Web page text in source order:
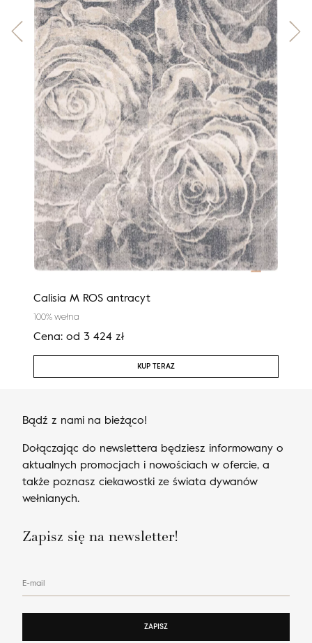
Calisia M ROS antracyt
100% wełna
Cena: od 3 424 zł
KUP TERAZ
Bądź z nami na bieżąco!
Dołączając do newslettera będziesz informowany o
aktualnych promocjach i nowościach w ofercie, a
także poznasz ciekawostki ze świata dywanów
wełnianych.
Zapisz się na newsletter!
E-mail
ZAPISZ